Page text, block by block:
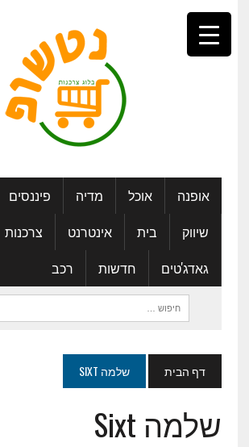
אופנה אוכל מדיה פיננסים
שיווק
בית אינטרנט צרכנות
גאדג'טים
חדשות
רכב
חיפוש:
דף הבית שלמה SIXT
שלמה Sixt